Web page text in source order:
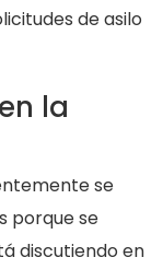
de asilo
la
se
porque se
discutiendo en